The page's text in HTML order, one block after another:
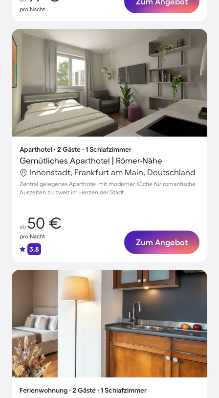
pro Nacht
Aparthotel ∙ 2 Gäste ∙ 1 Schlafzimmer
Gemütliches Aparthotel | Römer-Nähe
Innenstadt, Frankfurt am Main, Deutschland
Zentral gelegenes Aparthotel mit moderner Küche für romantische
Auszeiten zu zweit im Herzen der Stadt
ab 50 €
pro Nacht
3.8
Zum Angebot
Ferienwohnung ∙ 2 Gäste ∙ 1 Schlafzimmer